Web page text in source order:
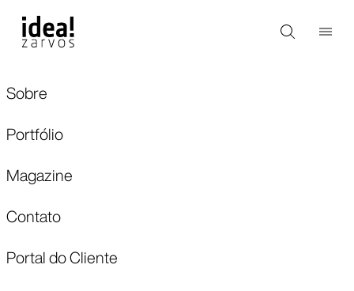
Sobre
Portfólio
Magazine
Contato
Portal do Cliente